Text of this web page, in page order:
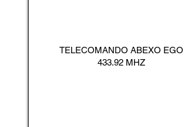
TELECOMANDO ABEXO EGO
433.92 MHZ